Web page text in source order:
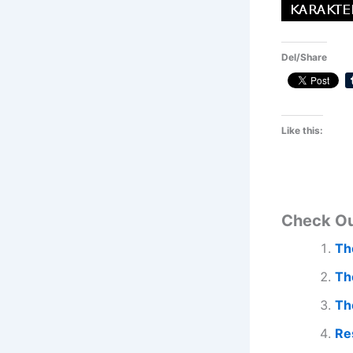
Del/Share
Like this:
Check